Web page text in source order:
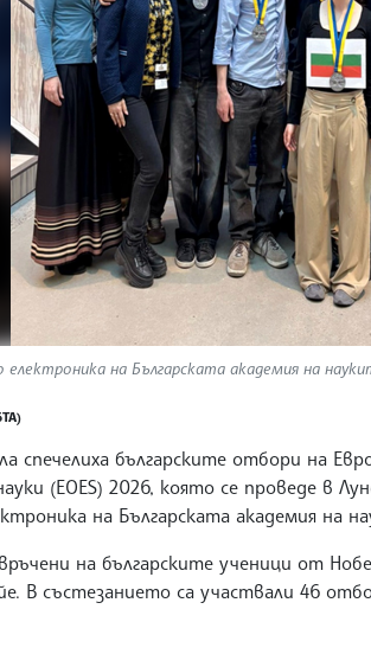
на Българската академия на
спечелиха българските отбори на
(EOES) 2026, която се проведе в
на Българската академия на
на българските ученици от
В състезанието са участвали 46